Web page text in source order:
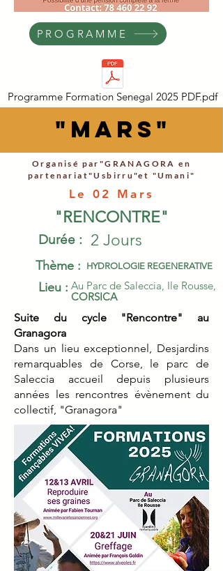
PROGRAMME
Programme Formation Senegal 2025 PDF.pdf
"MARS"
Organisé par"GRANAGORA en
partenariat"Usbirru"et "Umani"
Le 02 Mars
"RENCONTRE"
Durée : 2 Jours
Thème : HYDROLOGIE REGENERATIVE
Lieu : Au Parc de Saleccia, Ile Rousse,
CORSICA
Suite du cycle "Rencontre" au
Granagora
Dans un lieu exceptionnel, Desjardins
remarquables de Corse, le parc de
Saleccia accueil depuis plusieurs
années les rencontres évènement du
collectif, "Granagora"